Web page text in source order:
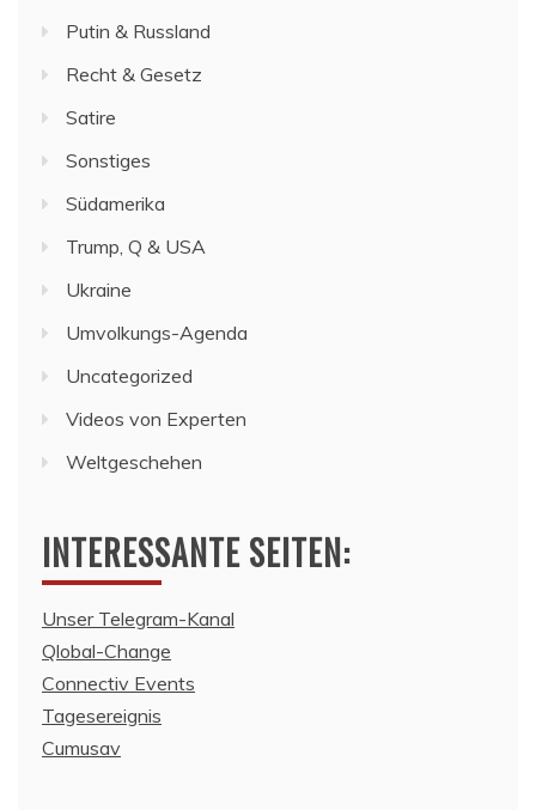
Putin & Russland
Recht & Gesetz
Satire
Sonstiges
Südamerika
Trump, Q & USA
Ukraine
Umvolkungs-Agenda
Uncategorized
Videos von Experten
Weltgeschehen
INTERESSANTE SEITEN:
Unser Telegram-Kanal
Qlobal-Change
Connectiv Events
Tagesereignis
Cumusav